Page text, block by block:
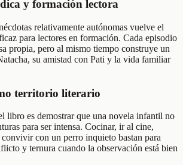
y formación lectora
relativamente autónomas vuelve el
para lectores en formación. Cada episodio
propia, pero al mismo tiempo construye un
su amistad con Pati y la vida familiar
territorio literario
libro es demostrar que una novela infantil no
para ser intensa. Cocinar, ir al cine,
con un perro inquieto bastan para
y ternura cuando la observación está bien